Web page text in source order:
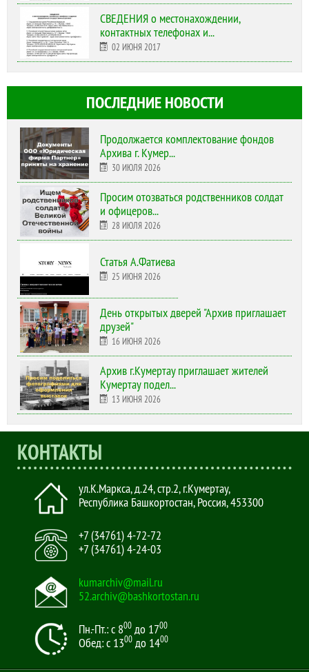
СВЕДЕНИЯ о местонахождении,
контактных телефонах и...
02 ИЮНЯ 2017
ПОСЛЕДНИЕ НОВОСТИ
Продолжается комплектование фондов
Архива г. Кумер...
30 ИЮЛЯ 2026
Просим отозваться родственников солдат
и офицеров...
28 ИЮЛЯ 2026
Статья А.Фатиева
25 ИЮНЯ 2026
День открытых дверей "Архив приглашает
друзей"
16 ИЮНЯ 2026
Архив г.Кумертау приглашает жителей
Кумертау подел...
13 ИЮНЯ 2026
КОНТАКТЫ
ул.К.Маркса, д.24, стр.2,г.Кумертау,
Республика Башкортостан, Россия,453300
+7 (34761) 4-72-72
+7 (34761) 4-24-03
kumarchiv@mail.ru
52.archiv@bashkortostan.ru
Пн.-Пт.: с 800 до 1700
Обед: с 1300 до 1400